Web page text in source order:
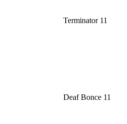
Terminator 11
Deaf Bonce 11